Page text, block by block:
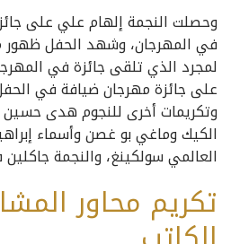
وحصلت النجمة إلهام علي على
في المهرجان، وشهد الحفل ظهور
لمجرد الذي تلقى جائزة في
على جائزة مهرجان ضيافة في
وتكريمات أخرى للنجوم هدى حسين
الكيك وماغي بو غصن وأسماء
العالمي سولكينغ، والنجمة جاكلين
تكريم محاور